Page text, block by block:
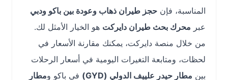
المناسبة، فإنحجز طيران ذهاب وعودة بين باكو ودبي
محرك بحث طيران دايركتهو الخيار الأمثل لك.
من خلال منصة دايركت، يمكنك مقارنة الأسعار في
لحظات، ومتابعة التغيرات اليومية في أسعار الرحلات
مطار حيدر علييف الدولي (GYD) في باكو و مطار